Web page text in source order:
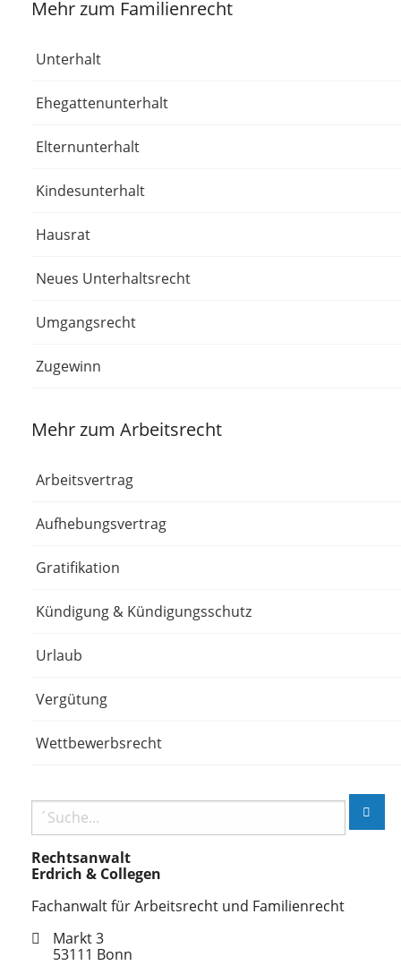
Mehr zum Familienrecht
Unterhalt
Ehegattenunterhalt
Elternunterhalt
Kindesunterhalt
Hausrat
Neues Unterhaltsrecht
Umgangsrecht
Zugewinn
Mehr zum Arbeitsrecht
Arbeitsvertrag
Aufhebungsvertrag
Gratifikation
Kündigung & Kündigungsschutz
Urlaub
Vergütung
Wettbewerbsrecht
Rechtsanwalt
Erdrich & Collegen
Fachanwalt für Arbeitsrecht und Familienrecht
Markt 3
53111 Bonn